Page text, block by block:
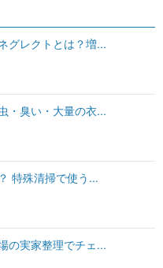
グレクトとは？増...
・臭い・大量の衣...
特殊清掃で使う...
の実家整理でチェ...